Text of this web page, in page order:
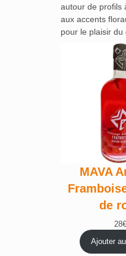
autour de profils
aux accents
pour le plaisir du
MAVA
de
28€
Ajouter